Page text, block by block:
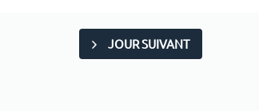
JOUR SUIVANT